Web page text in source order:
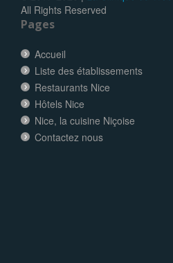
All Rights Reserved
Pages
Accueil
Liste des établissements
Restaurants Nice
Hôtels Nice
Nice, la cuisine Niçoise
Contactez nous